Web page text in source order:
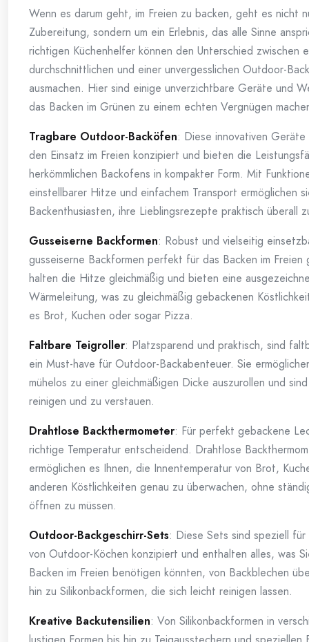
Wenn es darum geht, im Freien zu backen, geht es nicht
Zubereitung, sondern um ein Erlebnis, das alle Sinne
richtigen Küchenhelfer können den Unterschied zwischen
durchschnittlichen und einer unvergesslichen Outdoor-
ausmachen. Hier sind einige unverzichtbare Geräte und
das Backen im Grünen zu einem echten Vergnügen
Tragbare Outdoor-Backöfen: Diese innovativen
den Einsatz im Freien konzipiert und bieten die
herkömmlichen Backofens in kompakter Form. Mit
einstellbarer Hitze und einfachem Transport ermöglichen
Backenthusiasten, ihre Lieblingsrezepte praktisch überall
Gusseiserne Backformen: Robust und vielseitig
gusseiserne Backformen perfekt für das Backen im Freien
halten die Hitze gleichmäßig und bieten eine
Wärmeleitung, was zu gleichmäßig gebackenen
es Brot, Kuchen oder sogar Pizza.
Faltbare Teigroller: Platzsparend und praktisch, sind
ein Must-have für Outdoor-Backabenteuer. Sie
mühelos zu einer gleichmäßigen Dicke auszurollen und
reinigen und zu verstauen.
Drahtlose Backthermometer: Für perfekt gebackene
richtige Temperatur entscheidend. Drahtlose
ermöglichen es Ihnen, die Innentemperatur von Brot,
anderen Köstlichkeiten genau zu überwachen, ohne
öffnen zu müssen.
Outdoor-Backgeschirr-Sets: Diese Sets sind speziell
von Outdoor-Köchen konzipiert und enthalten alles, was
Backen im Freien benötigen könnten, von Backblechen
hin zu Silikonbackformen, die sich leicht reinigen lassen.
Kreative Backutensilien: Von Silikonbackformen in